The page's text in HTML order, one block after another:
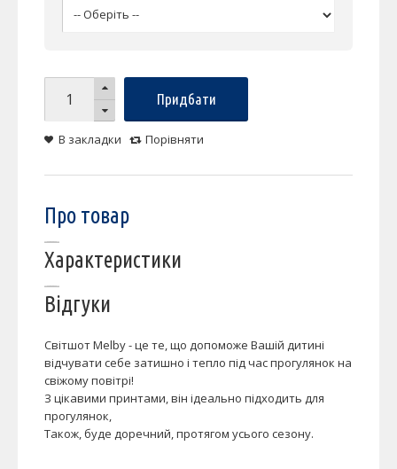
Придбати
В закладки Порівняти
Про товар
Характеристики
Відгуки
Світшот Melby - це те, що допоможе Вашій дитині
відчувати себе затишно і тепло під час прогулянок на
свіжому повітрі!
З цікавими принтами, він ідеально підходить для
прогулянок,
Також, буде доречний, протягом усього сезону.